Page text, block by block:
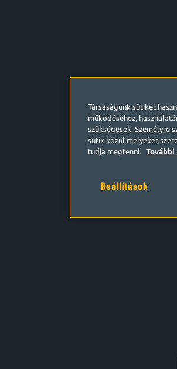
Társaságunk sütiket
működéséhez,
szükségesek. Személyre
sütik közül melyeket
tudja megtenni.
Beállítások